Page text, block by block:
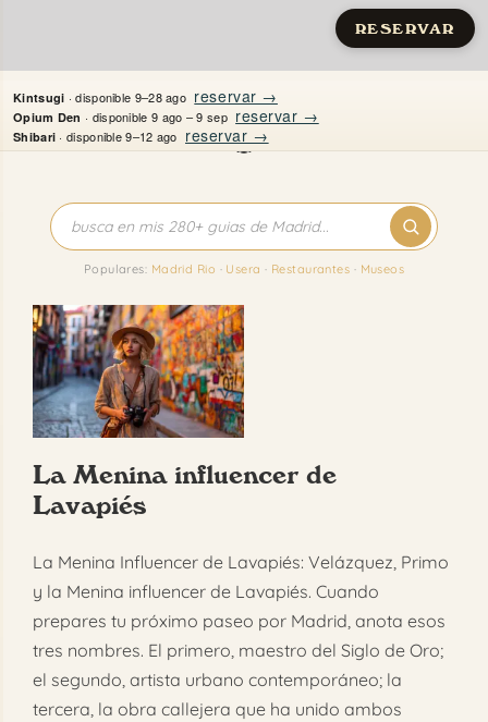
RESERVAR
Kintsugi · disponible 9–28 ago reservar →
Opium Den · disponible 9 ago – 9 sep reservar →
Shibari · disponible 9–12 ago reservar →
al
contenido
Apartamentos
Quién es Justine
Guías
Mi Madrid
Contacto
Reservar
Populares: Madrid Rio · Usera · Restaurantes · Museos
La Menina influencer de
Lavapiés
La Menina Influencer de Lavapiés: Velázquez, Primo
y la Menina influencer de Lavapiés. Cuando
prepares tu próximo paseo por Madrid, anota esos
tres nombres. El primero, maestro del Siglo de Oro;
el segundo, artista urbano contemporáneo; la
tercera, la obra callejera que ha unido ambos